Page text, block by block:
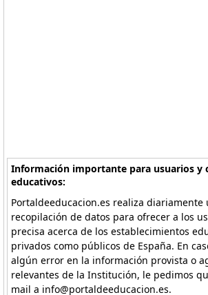
Información importante para usuarios y
educativos:
Portaldeeducacion.es realiza
recopilación de datos para ofrecer a los
precisa acerca de los establecimientos
privados como públicos de España. En
algún error en la información provista o
relevantes de la Institución, le pedimos
mail a info@portaldeeducacion.es.